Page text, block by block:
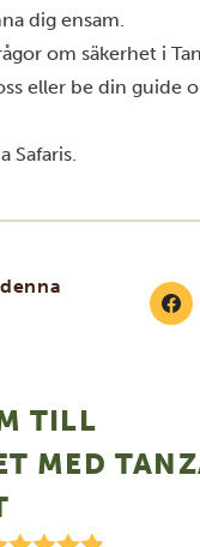
dig ensam.
om säkerhet i
eller be din guide
Safaris.
TILL
MED